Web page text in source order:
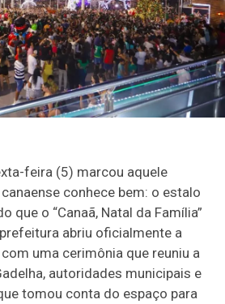
feira (5) marcou aquele
conhece bem: o estalo
que o “Canaã, Natal da Família”
abriu oficialmente a
uma cerimônia que reuniu a
autoridades municipais e
tomou conta do espaço para